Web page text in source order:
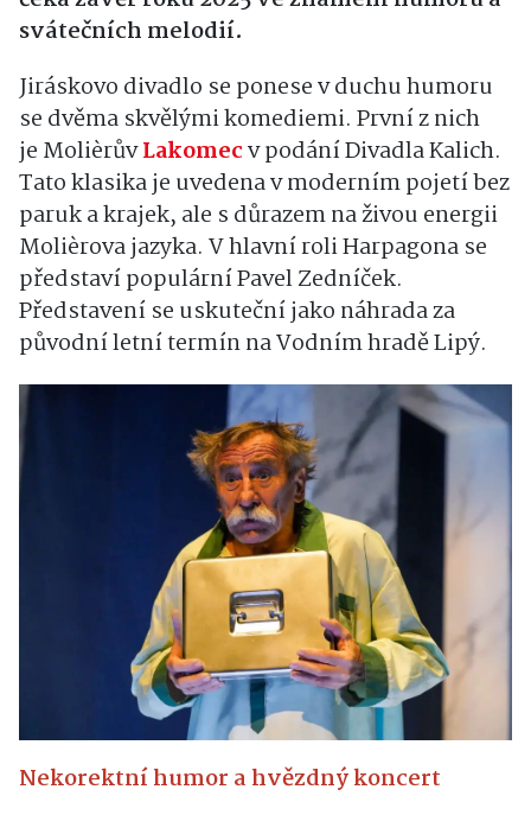
svátečních melodií.
Jiráskovo divadlo se ponese v duchu humoru
se dvěma skvělými komediemi. První z nich
je MolièrůvLakomecv podání Divadla Kalich.
Tato klasika je uvedena v moderním pojetí bez
paruk a krajek, ale s důrazem na živou energii
Molièrova jazyka. V hlavní roli Harpagona se
představí populární Pavel Zedníček.
Představení se uskuteční jako náhrada za
původní letní termín na Vodním hradě Lipý.
Nekorektní humor a hvězdný koncert